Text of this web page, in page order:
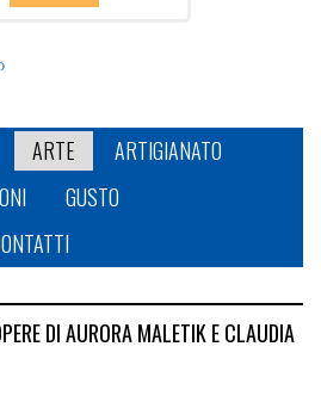
ARTE
ARTIGIANATO
GUSTO
DI AURORA MALETIK E CLAUDIA